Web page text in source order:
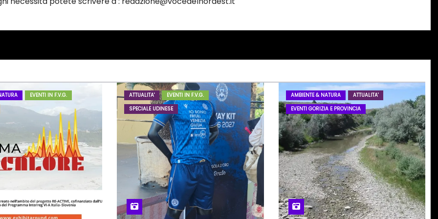
EVENTI IN F.V.G.
ATTUALITA'
EVENTI IN F.V.G.
SPECIALE UDINESE
AMBIENTE & NATURA
ATTUALITA'
EVENTI GORIZIA E PROVINCIA